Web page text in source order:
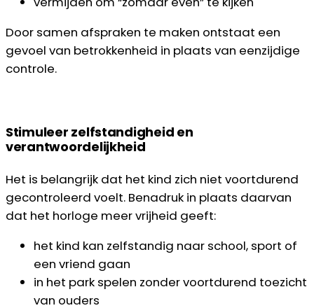
Door samen afspraken te maken ontstaat een
gevoel van betrokkenheid in plaats van eenzijdige
controle.
Stimuleer zelfstandigheid en
verantwoordelijkheid
Het is belangrijk dat het kind zich niet voortdurend
gecontroleerd voelt. Benadruk in plaats daarvan
dat het horloge meer vrijheid geeft:
het kind kan zelfstandig naar school, sport of
een vriend gaan
in het park spelen zonder voortdurend toezicht
van ouders